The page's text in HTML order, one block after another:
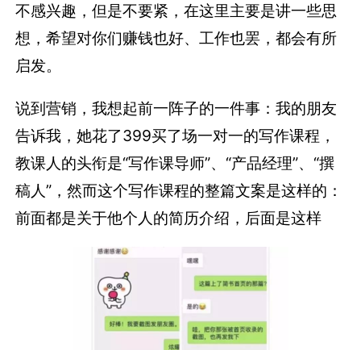
不感兴趣，但是不要紧，在这里主要是讲一些思
想，希望对你们赚钱也好、工作也罢，都会有所
启发。
说到营销，我想起前一阵子的一件事：我的朋友
告诉我，她花了399买了场一对一的写作课程，
教课人的头衔是“写作课导师”、“产品经理”、“撰
稿人”，然而这个写作课程的整篇文案是这样的：
前面都是关于他个人的简历介绍，后面是这样